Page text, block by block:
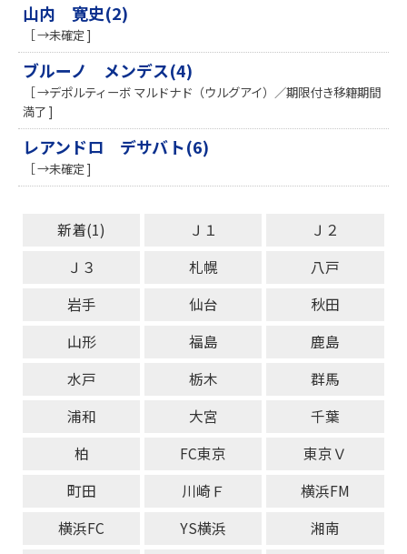
山内 寛史(2)
［ →未確定 ]
ブルーノ メンデス(4)
［ →デポルティーボ マルドナド（ウルグアイ）／期限付き移籍期間
満了 ]
レアンドロ デサバト(6)
［ →未確定 ]
新着(1) Ｊ１
Ｊ２
Ｊ３
札幌
八戸
岩手
仙台
秋田
山形
福島
鹿島
水戸
栃木
群馬
浦和
大宮
千葉
柏
FC東京
東京Ｖ
町田
川崎Ｆ
横浜FM
横浜FC
YS横浜
湘南